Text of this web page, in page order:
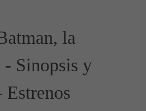
la
Sinopsis y